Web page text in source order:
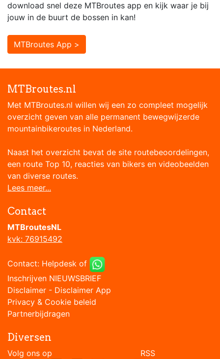
download snel deze MTBroutes app en kijk waar je bij
jouw in de buurt de bossen in kan!
MTBroutes App >
MTBroutes.nl
Met MTBroutes.nl willen wij een zo compleet mogelijk
overzicht geven van alle permanent bewegwijzerde
mountainbikeroutes in Nederland.
Naast het overzicht bevat de site routebeoordelingen,
een route Top 10, reacties van bikers en videobeelden
van diverse routes.
Lees meer...
Contact
MTBroutesNL
kvk: 76915492
Contact: Helpdesk of
Inschrijven NIEUWSBRIEF
Disclaimer - Disclaimer App
Privacy & Cookie beleid
Partnerbijdragen
Diversen
Volg ons op RSS